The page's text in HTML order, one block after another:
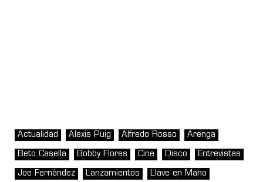
Actualidad Alexis Puig Alfredo Rosso Arenga
Beto Casella Bobby Flores Cine Disco Entrevistas
Joe Fernández Lanzamientos Llave en Mano